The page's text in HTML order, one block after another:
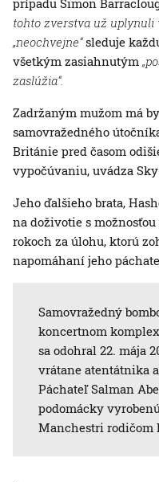
prípadu Simon
tohto zverstva už uplynuli
„neochvejne“sleduje
všetkým zasiahnutým
zaslúžia“.
Zadržaným mužom má
samovražedného
Británie pred časom
vypočúvaniu, uvádza
Jeho ďalšieho brata,
na doživotie s
rokoch za úlohu, ktorú
napomáhaní jeho
Samovražedný
koncertnom
sa odohral 22. mája
vrátane atentátnika
Páchateľ Salman
podomácky
Manchestri rodičom